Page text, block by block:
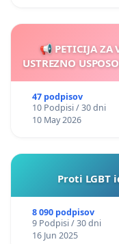
📢 PETICIJA ZA
USTREZNO
47 podpisov
10 Podpisi / 30 dni
10 May 2026
Proti LGBT
8 090 podpisov
9 Podpisi / 30 dni
16 Jun 2025